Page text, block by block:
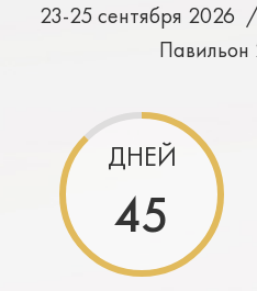
23-25 сентября 2026
Павильон
ДНЕЙ
45